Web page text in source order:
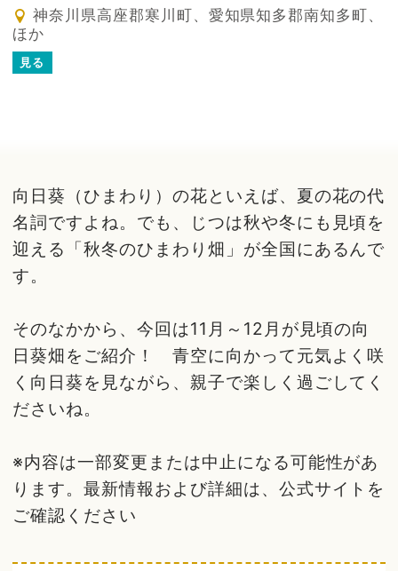
神奈川県高座郡寒川町、愛知県知多郡南知多町、
ほか
見る
向日葵（ひまわり）の花といえば、夏の花の代
名詞ですよね。でも、じつは秋や冬にも見頃を
迎える「秋冬のひまわり畑」が全国にあるんで
す。
そのなかから、今回は11月～12月が見頃の向
日葵畑をご紹介！ 青空に向かって元気よく咲
く向日葵を見ながら、親子で楽しく過ごしてく
ださいね。
※内容は一部変更または中止になる可能性があ
ります。最新情報および詳細は、公式サイトを
ご確認ください